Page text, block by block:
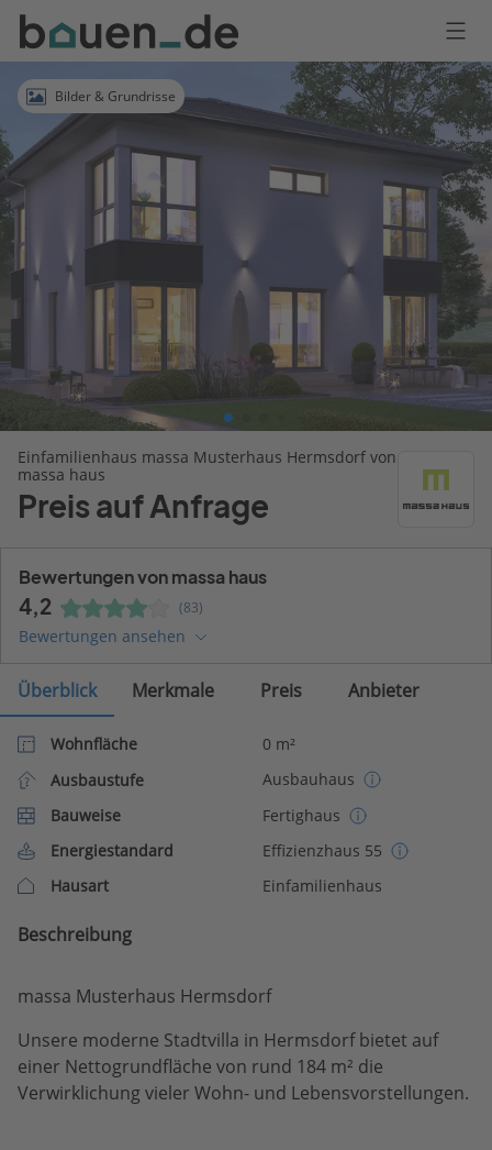
Bauen
Logo
AnmeldenBilder & Grundrisse
Einfamilienhaus massa Musterhaus Hermsdorf von
massa haus
Preis auf Anfrage
Bewertungen von massa haus
4,2 (83)
Bewertungen ansehen
Überblick Merkmale Preis Anbieter
Wohnfläche
0 m²
Ausbaustufe
Ausbauhaus
Bauweise
Fertighaus
Energiestandard
Effizienzhaus 55
Hausart
Einfamilienhaus
Beschreibung
massa Musterhaus Hermsdorf
Unsere moderne Stadtvilla in Hermsdorf bietet auf
einer Nettogrundfläche von rund 184 m² die
Verwirklichung vieler Wohn- und Lebensvorstellungen.